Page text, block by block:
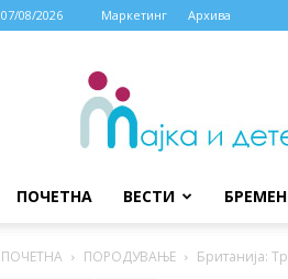
07/08/2026 Маркетинг Архива
МАЈКА
ДЕТЕ
ПОЧЕТНА ВЕСТИ
ПОЧЕТНА ПОРОДУВАЊЕ Британија: